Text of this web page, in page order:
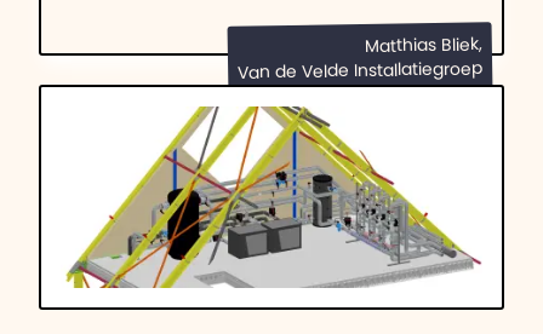
Matthias Bliek,
Van de Velde Installatiegroep